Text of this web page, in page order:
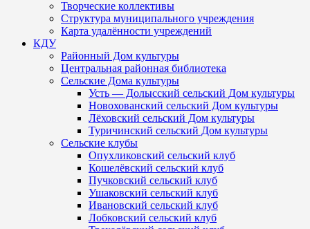
Творческие коллективы
Структура муниципального учреждения
Карта удалённости учреждений
КДУ
Районный Дом культуры
Центральная районная библиотека
Сельские Дома культуры
Усть — Долысский сельский Дом культуры
Новохованский сельский Дом культуры
Лёховский сельский Дом культуры
Туричинский сельский Дом культуры
Сельские клубы
Опухликовский сельский клуб
Кошелёвский сельский клуб
Пучковский сельский клуб
Ушаковский сельский клуб
Ивановский сельский клуб
Лобковский сельский клуб